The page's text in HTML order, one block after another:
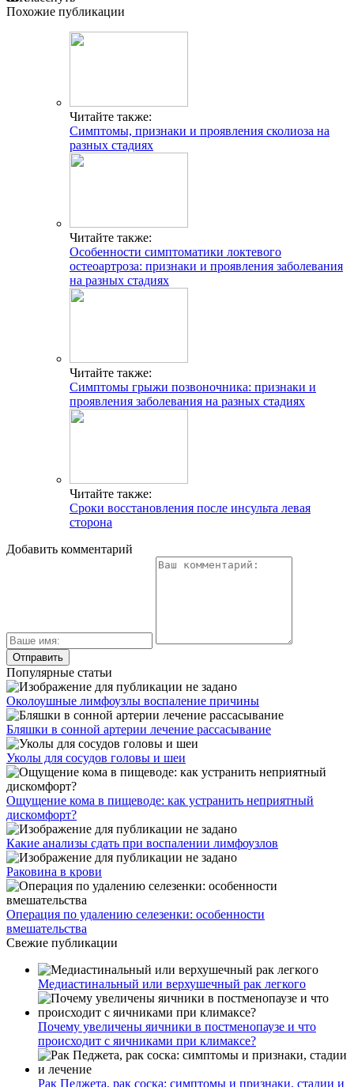
Похожие публикации
Читайте также:
Симптомы, признаки и проявления сколиоза на
разных стадиях
Читайте также:
Особенности симптоматики локтевого
остеоартроза: признаки и проявления заболевания
на разных стадиях
Читайте также:
Симптомы грыжи позвоночника: признаки и
проявления заболевания на разных стадиях
Читайте также:
Сроки восстановления после инсульта левая
сторона
Добавить комментарий
Популярные статьи
Околоушные лимфоузлы воспаление причины
Бляшки в сонной артерии лечение рассасывание
Уколы для сосудов головы и шеи
Ощущение кома в пищеводе: как устранить неприятный
дискомфорт?
Какие анализы сдать при воспалении лимфоузлов
Раковина в крови
Операция по удалению селезенки: особенности
вмешательства
Свежие публикации
Медиастинальный или верхушечный рак легкого
Почему увеличены яичники в постменопаузе и что
происходит с яичниками при климаксе?
Рак Педжета, рак соска: симптомы и признаки, стадии и